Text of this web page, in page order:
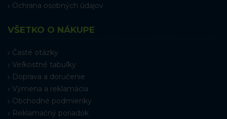
Ochrana osobných údajov
VŠETKO O NÁKUPE
Časté otázky
Veľkostné tabuľky
Doprava a doručenie
Výmena a reklamácia
Obchodné podmienky
Reklamačný poriadok